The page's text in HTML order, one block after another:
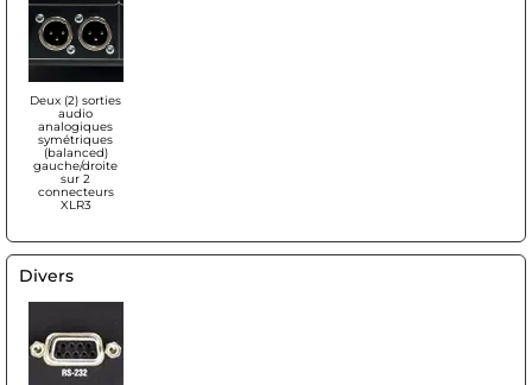
Deux (2) sorties
audio
analogiques
symétriques
(balanced)
gauche/droite
sur 2
connecteurs
XLR3
Divers